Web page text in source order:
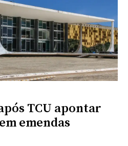
TCU apontar
emendas